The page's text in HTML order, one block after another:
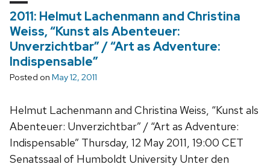
2011: Helmut Lachenmann and Christina
Weiss, “Kunst als Abenteuer:
Unverzichtbar” / “Art as Adventure:
Indispensable”
Posted on May 12, 2011
Helmut Lachenmann and Christina Weiss, “Kunst als
Abenteuer: Unverzichtbar” / “Art as Adventure:
Indispensable” Thursday, 12 May 2011, 19:00 CET
Senatssaal of Humboldt University Unter den